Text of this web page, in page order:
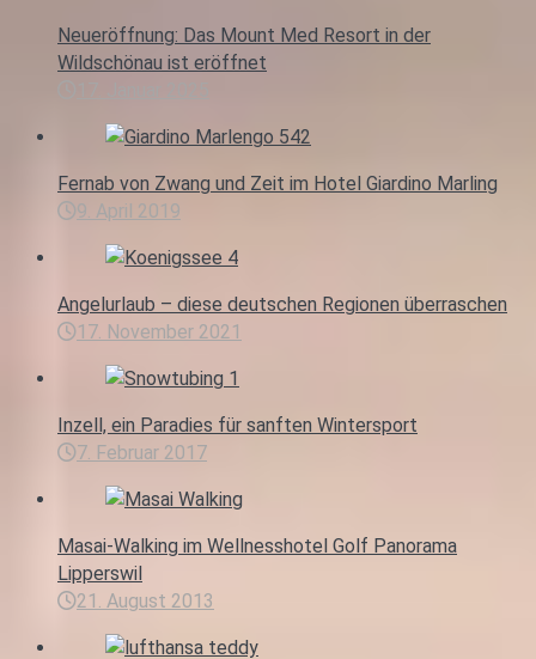
Neueröffnung: Das Mount Med Resort in der
Wildschönau ist eröffnet
Fernab von Zwang und Zeit im Hotel Giardino Marling
9. April 2019
Angelurlaub – diese deutschen Regionen überraschen
17. November 2021
Inzell, ein Paradies für sanften Wintersport
7. Februar 2017
Masai-Walking im Wellnesshotel Golf Panorama
Lipperswil
21. August 2013